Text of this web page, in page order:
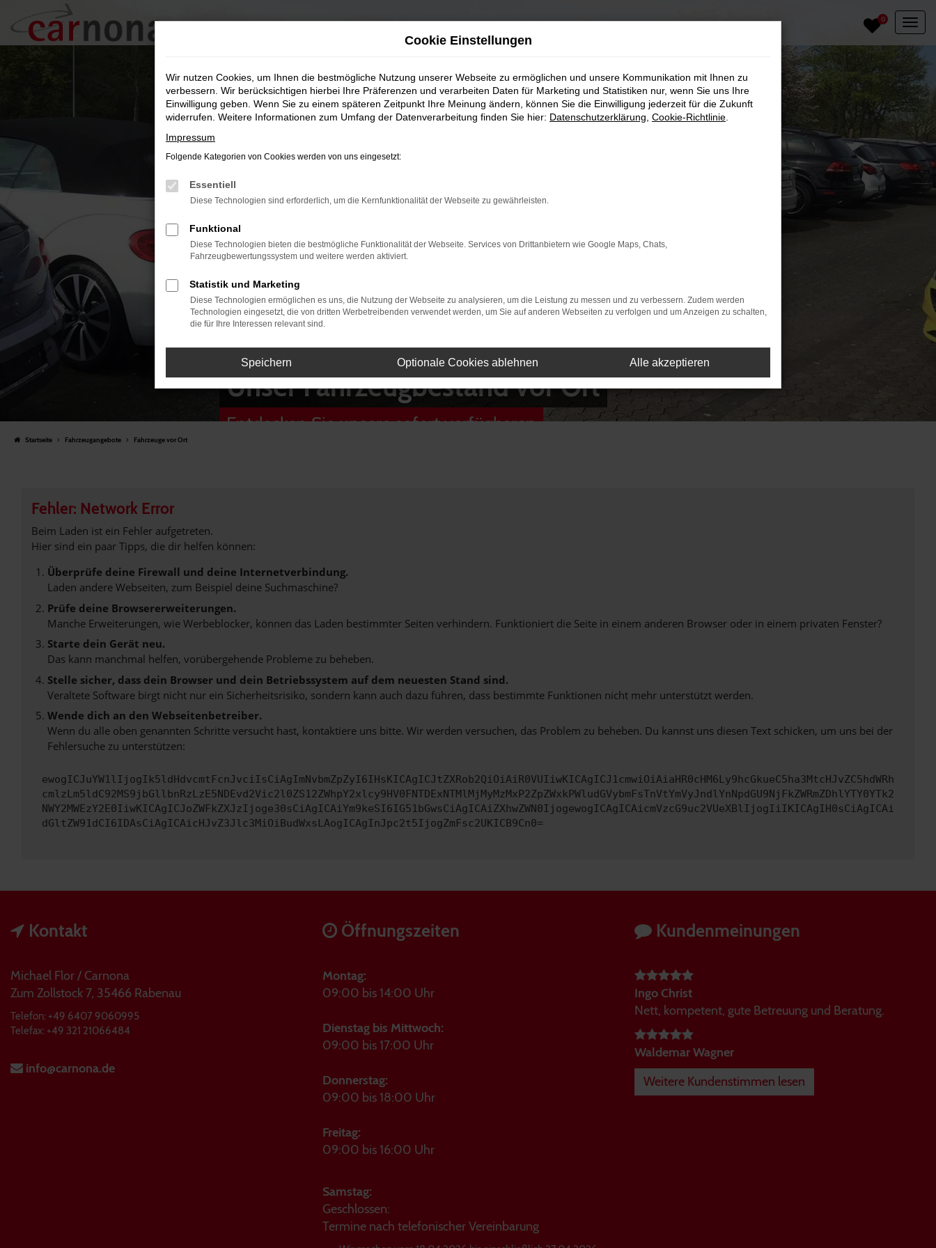
Zum
Hauptinhalt
springen
0
Unser Fahrzeugbestand vor Ort
Entdecken Sie unsere sofort verfügbaren
Startseite Fahrzeugangebote Fahrzeuge vor Ort
Fehler: Network Error
Beim Laden ist ein Fehler aufgetreten.
Hier sind ein paar Tipps, die dir helfen können:
Überprüfe deine Firewall und deine Internetverbindung.
Laden andere Webseiten, zum Beispiel deine Suchmaschine?
Prüfe deine Browsererweiterungen.
Manche Erweiterungen, wie Werbeblocker, können das Laden bestimmter Seiten verhindern. Funktioniert die Seite in einem anderen Browser oder in einem privaten Fenster?
Starte dein Gerät neu.
Das kann manchmal helfen, vorübergehende Probleme zu beheben.
Stelle sicher, dass dein Browser und dein Betriebssystem auf dem neuesten Stand sind.
Veraltete Software birgt nicht nur ein Sicherheitsrisiko, sondern kann auch dazu führen, dass bestimmte Funktionen nicht mehr unterstützt werden.
Wende dich an den Webseitenbetreiber.
Wenn du alle oben genannten Schritte versucht hast, kontaktiere uns bitte. Wir werden versuchen, das Problem zu beheben. Du kannst uns diesen Text schicken, um uns bei der
Fehlersuche zu unterstützen:
ewogICJuYW1lIjogIk5ldHdvcmtFcnJvciIsCiAgImNvbmZpZyI6IHsKICAgICJtZXRob2QiOiAiR0VUIiwKICAgICJ1cmwiOiAiaHR0cHM6Ly9hcGkueC5ha3MtcHJvZC5hdWRh
cmlzLm5ldC92MS9jbGllbnRzLzE5NDEvd2Vic2l0ZS12ZWhpY2xlcy9HV0FNTDExNTMlMjMyMzMxP2ZpZWxkPWludGVybmFsTnVtYmVyJndlYnNpdGU9NjFkZWRmZDhlYTY0YTk2
NWY2MWEzY2E0IiwKICAgICJoZWFkZXJzIjoge30sCiAgICAiYm9keSI6IG51bGwsCiAgICAiZXhwZWN0IjogewogICAgICAicmVzcG9uc2VUeXBlIjogIiIKICAgIH0sCiAgICAi
dGltZW91dCI6IDAsCiAgICAicHJvZ3Jlc3MiOiBudWxsLAogICAgInJpc2t5IjogZmFsc2UKICB9Cn0=
Kontakt
Michael Flor / Carnona
Zum Zollstock 7, 35466 Rabenau
Telefon: +49 6407 9060995
Telefax: +49 321 21066484
info@carnona.de
Öffnungszeiten
Montag:
09:00 bis 14:00 Uhr
Dienstag bis Mittwoch:
09:00 bis 17:00 Uhr
Donnerstag:
09:00 bis 18:00 Uhr
Freitag:
09:00 bis 16:00 Uhr
Samstag:
Geschlossen:
Termine nach telefonischer Vereinbarung
Kundenmeinungen
Ingo Christ
Nett, kompetent, gute Betreuung und Beratung.
Waldemar Wagner
Weitere Kundenstimmen lesen
Cookie Einstellungen
Wir nutzen Cookies, um Ihnen die bestmögliche Nutzung unserer Webseite zu ermöglichen und unsere Kommunikation mit Ihnen zu
verbessern. Wir berücksichtigen hierbei Ihre Präferenzen und verarbeiten Daten für Marketing und Statistiken nur, wenn Sie uns Ihre
Einwilligung geben. Wenn Sie zu einem späteren Zeitpunkt Ihre Meinung ändern, können Sie die Einwilligung jederzeit für die Zukunft
widerrufen. Weitere Informationen zum Umfang der Datenverarbeitung finden Sie hier: Datenschutzerklärung Cookie-Richtlinie
Impressum
Folgende Kategorien von Cookies werden von uns eingesetzt:
Essentiell
Diese Technologien sind erforderlich, um die Kernfunktionalität der Webseite zu gewährleisten.
Funktional
Diese Technologien bieten die bestmögliche Funktionalität der Webseite. Services von Drittanbietern wie Google Maps, Chats,
Fahrzeugbewertungssystem und weitere werden aktiviert.
Statistik und Marketing
Diese Technologien ermöglichen es uns, die Nutzung der Webseite zu analysieren, um die Leistung zu messen und zu verbessern. Zudem werden
Technologien eingesetzt, die von dritten Werbetreibenden verwendet werden, um Sie auf anderen Webseiten zu verfolgen und um Anzeigen zu schalten,
die für Ihre Interessen relevant sind.
Speichern Optionale Cookies ablehnen Alle akzeptieren